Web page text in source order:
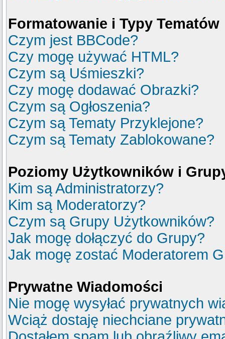
Formatowanie i Typy Tematów
Czym jest BBCode?
Czy mogę używać HTML?
Czym są Uśmieszki?
Czy mogę dodawać Obrazki?
Czym są Ogłoszenia?
Czym są Tematy Przyklejone?
Czym są Tematy Zablokowane?
Poziomy Użytkowników i
Kim są Administratorzy?
Kim są Moderatorzy?
Czym są Grupy Użytkowników?
Jak mogę dołączyć do Grupy?
Jak mogę zostać Moderatorem
Prywatne Wiadomości
Nie mogę wysyłać prywatnych
Wciąż dostaję niechciane